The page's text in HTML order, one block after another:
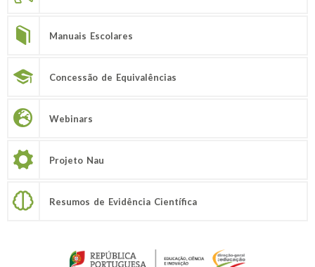
Manuais Escolares
Concessão de Equivalências
Webinars
Projeto Nau
Resumos de Evidência Científica